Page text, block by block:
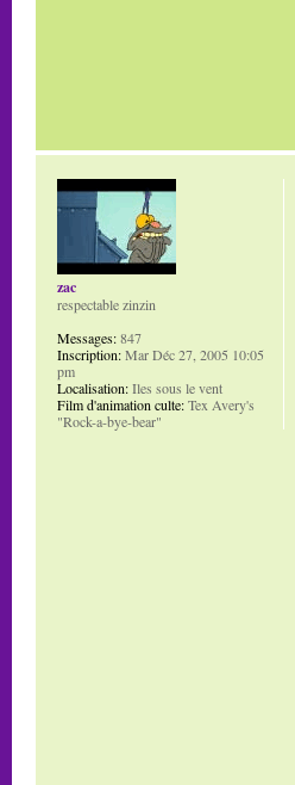
zac
respectable zinzin
Messages:847
Inscription:Mar Déc 27, 2005 10:05
pm
Localisation:Iles sous le vent
Film d'animation culte:Tex Avery's
"Rock-a-bye-bear"